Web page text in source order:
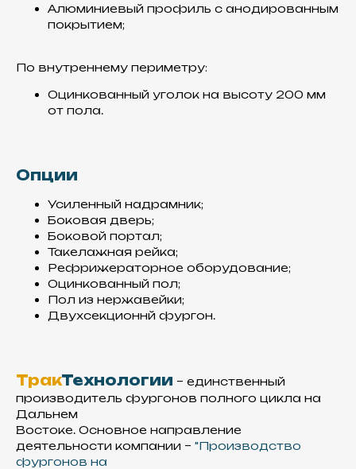
Алюминиевый профиль с анодированным
покрытием;
По внутреннему периметру:
Оцинкованный уголок на высоту 200 мм
от пола.
Опции
Усиленный надрамник;
Боковая дверь;
Боковой портал;
Такелажная рейка;
Рефрижераторное оборудование;
Оцинкованный пол;
Пол из нержавейки;
Двухсекционнй фургон.
ТракТехнологии – единственный
производитель фургонов полного цикла на
Дальнем
Востоке. Основное направление
деятельности компании – "Производство
фургонов на
армированный стекловолокном,
так как он более надежен по
сравнению с другими
материалами
Используем экструзионный
пенополистирол,
который отличается
высокой термоизоляцией
и прочностью
Утеплитель